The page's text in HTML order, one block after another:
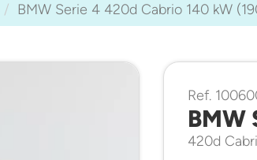
BMW Serie 4 420d Cabrio 140 kW
Ref.
BMW
420d